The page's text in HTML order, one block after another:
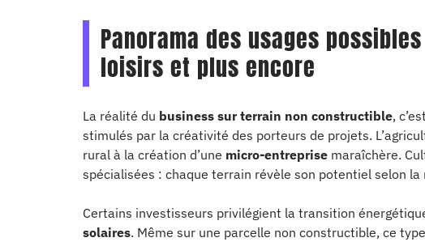
Panorama des usages
loisirs et plus encore
La réalité du business sur terrain non constructible,
stimulés par la créativité des porteurs de projets.
rural à la création d’une micro-entreprise maraîchère.
spécialisées : chaque terrain révèle son potentiel selon la
Certains investisseurs privilégient la transition
solaires. Même sur une parcelle non constructible, ce